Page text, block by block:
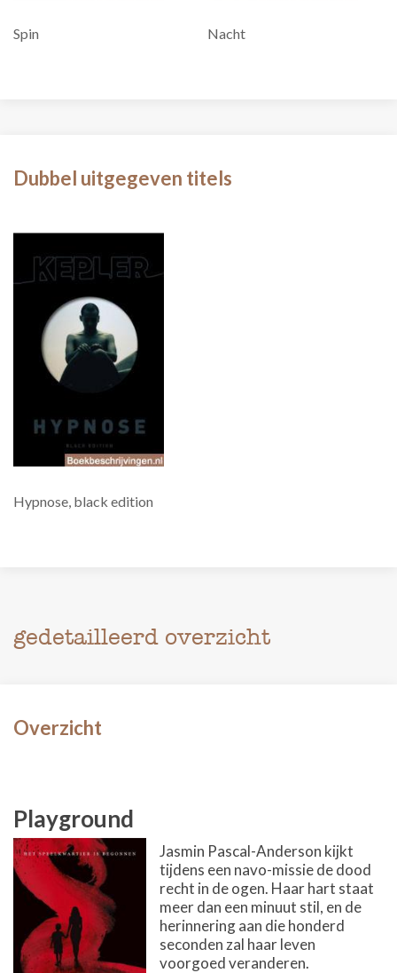
Spin Nacht
Dubbel uitgegeven titels
Hypnose, black edition
gedetailleerd overzicht
Overzicht
Playground
Jasmin Pascal-Anderson kijkt
tijdens een navo-missie de dood
recht in de ogen. Haar hart staat
meer dan een minuut stil, en de
herinnering aan die honderd
seconden zal haar leven
voorgoed veranderen.